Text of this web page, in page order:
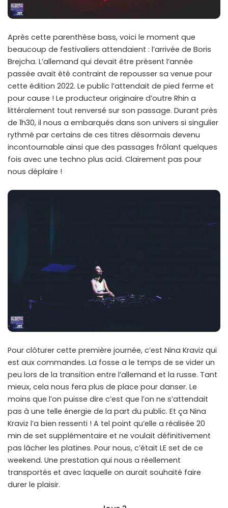
Après cette parenthèse bass, voici le moment que
beaucoup de festivaliers attendaient : l’arrivée de Boris
Brejcha. L’allemand qui devait être présent l’année
passée avait été contraint de repousser sa venue pour
cette édition 2022. Le public l’attendait de pied ferme et
pour cause ! Le producteur originaire d’outre Rhin a
littéralement tout renversé sur son passage. Durant près
de 1h30, il nous a embarqués dans son univers si singulier
rythmé par certains de ces titres désormais devenu
incontournable ainsi que des passages frôlant quelques
fois avec une techno plus acid. Clairement pas pour
nous déplaire !
Pour clôturer cette première journée, c’est Nina Kraviz qui
est aux commandes. La fosse a le temps de se vider un
peu lors de la transition entre l’allemand et la russe. Tant
mieux, cela nous fera plus de place pour danser. Le
moins que l’on puisse dire c’est que l’on ne s’attendait
pas à une telle énergie de la part du public. Et ça Nina
Kraviz l’a bien ressenti ! A tel point qu’elle a réalisée 20
min de set supplémentaire et ne voulait définitivement
pas lâcher les platines. Pour nous, c’était LE set de ce
weekend. Une prestation qui nous a réellement
transportés et avec laquelle on aurait souhaité faire
durer le plaisir.